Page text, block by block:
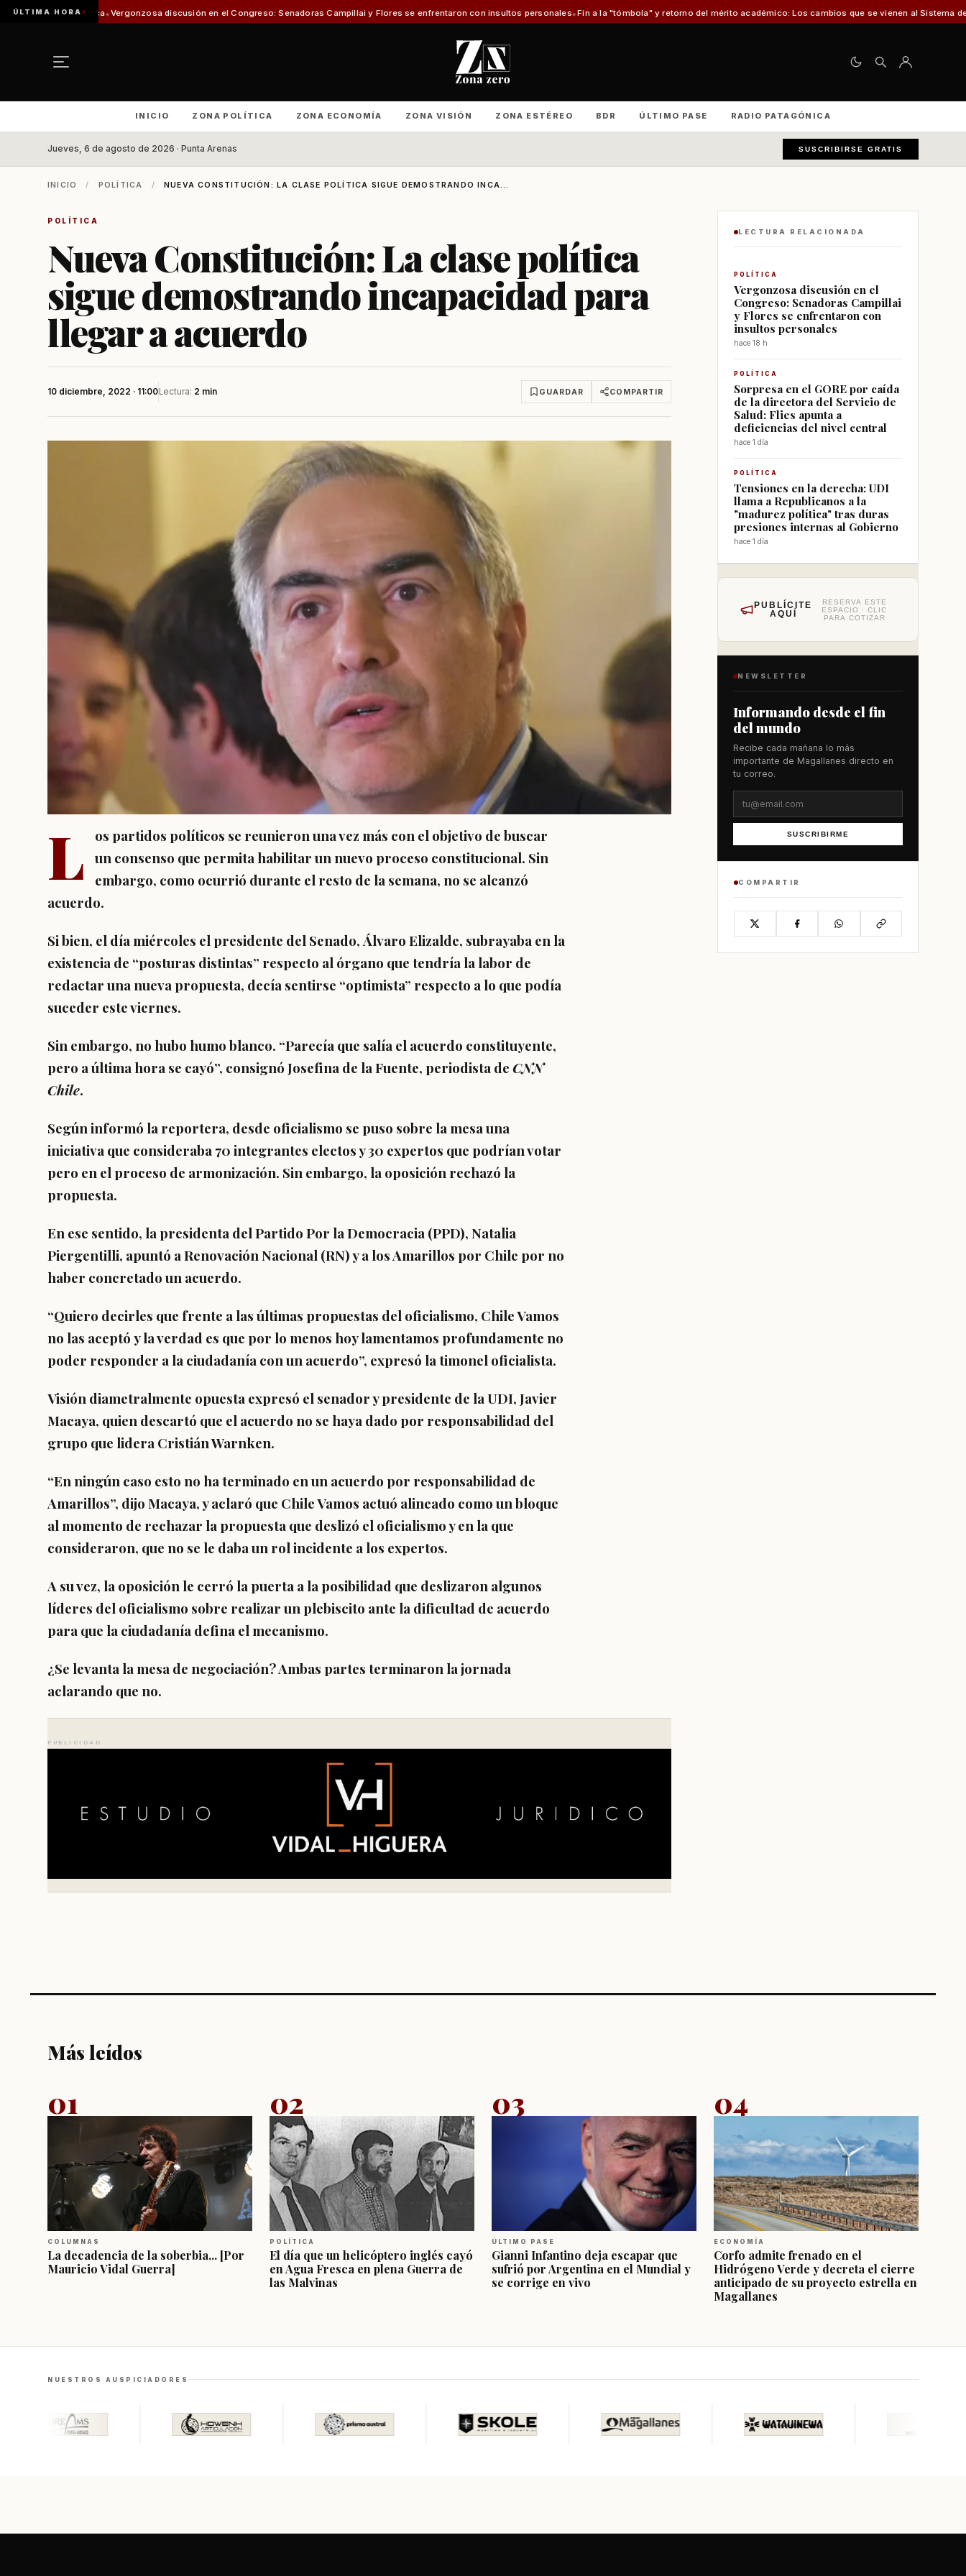
ÚLTIMA HORA
Vergonzosa discusión en el Congreso: Senadoras Campillai y Flores se enfrentaron con insultos personales Fin a la "tómbola" y retorno del mérito académico: Los cambios que se vienen al Sistema de Admisión Escolar
INICIO ZONA POLÍTICA ZONA ECONOMÍA ZONA VISIÓN ZONA ESTÉREO BDR ÚLTIMO PASE RADIO PATAGÓNICA
Jueves, 6 de agosto de 2026 · Punta Arenas SUSCRIBIRSE GRATIS
INICIO / POLÍTICA / NUEVA CONSTITUCIÓN: LA CLASE POLÍTICA SIGUE DEMOSTRANDO INCA...
POLÍTICA
Nueva Constitución: La clase política
sigue demostrando incapacidad para
llegar a acuerdo
10 diciembre, 2022 · 11:00Lectura: 2 min GUARDAR COMPARTIR
L
os partidos políticos se reunieron una vez más con el objetivo de buscar
un consenso que permita habilitar un nuevo proceso constitucional. Sin
embargo, como ocurrió durante el resto de la semana, no se alcanzó
acuerdo.
Si bien, el día miércoles el presidente del Senado, Álvaro Elizalde, subrayaba en la
existencia de “posturas distintas” respecto al órgano que tendría la labor de
redactar una nueva propuesta, decía sentirse “optimista” respecto a lo que podía
suceder este viernes.
Sin embargo, no hubo humo blanco. “Parecía que salía el acuerdo constituyente,
pero a última hora se cayó”, consignó Josefina de la Fuente, periodista de CNN
Chile.
Según informó la reportera, desde oficialismo se puso sobre la mesa una
iniciativa que consideraba 70 integrantes electos y 30 expertos que podrían votar
pero en el proceso de armonización. Sin embargo, la oposición rechazó la
propuesta.
En ese sentido, la presidenta del Partido Por la Democracia (PPD), Natalia
Piergentilli, apuntó a Renovación Nacional (RN) y a los Amarillos por Chile por no
haber concretado un acuerdo.
“Quiero decirles que frente a las últimas propuestas del oficialismo, Chile Vamos
no las aceptó y la verdad es que por lo menos hoy lamentamos profundamente no
poder responder a la ciudadanía con un acuerdo”, expresó la timonel oficialista.
Visión diametralmente opuesta expresó el senador y presidente de la UDI, Javier
Macaya, quien descartó que el acuerdo no se haya dado por responsabilidad del
grupo que lidera Cristián Warnken.
“En ningún caso esto no ha terminado en un acuerdo por responsabilidad de
Amarillos”, dijo Macaya, y aclaró que Chile Vamos actuó alineado como un bloque
al momento de rechazar la propuesta que deslizó el oficialismo y en la que
consideraron, que no se le daba un rol incidente a los expertos.
A su vez, la oposición le cerró la puerta a la posibilidad que deslizaron algunos
líderes del oficialismo sobre realizar un plebiscito ante la dificultad de acuerdo
para que la ciudadanía defina el mecanismo.
¿Se levanta la mesa de negociación? Ambas partes terminaron la jornada
aclarando que no.
PUBLICIDAD
LECTURA RELACIONADA
POLÍTICA
Vergonzosa discusión en el
Congreso: Senadoras Campillai
y Flores se enfrentaron con
insultos personales
hace 18 h
POLÍTICA
Sorpresa en el GORE por caída
de la directora del Servicio de
Salud: Flies apunta a
deficiencias del nivel central
hace 1 día
POLÍTICA
Tensiones en la derecha: UDI
llama a Republicanos a la
"madurez política" tras duras
presiones internas al Gobierno
hace 1 día
PUBLÍCITE
AQUÍ
RESERVA ESTE
ESPACIO · CLIC
PARA COTIZAR
NEWSLETTER
Informando desde el fin
del mundo
Recibe cada mañana lo más
importante de Magallanes directo en
tu correo.
SUSCRIBIRME
COMPARTIR
Más leídos
01
COLUMNAS
La decadencia de la soberbia... [Por
Mauricio Vidal Guerra]
02
POLÍTICA
El día que un helicóptero inglés cayó
en Agua Fresca en plena Guerra de
las Malvinas
03
ÚLTIMO PASE
Gianni Infantino deja escapar que
sufrió por Argentina en el Mundial y
se corrige en vivo
04
ECONOMÍA
Corfo admite frenado en el
Hidrógeno Verde y decreta el cierre
anticipado de su proyecto estrella en
Magallanes
NUESTROS AUSPICIADORES